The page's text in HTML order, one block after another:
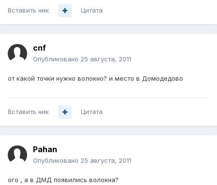
Вставить ник Цитата
cnf
Опубликовано 25 августа, 2011
от какой точки нужно волокно? и место в Домодедово
Вставить ник Цитата
Pahan
Опубликовано 25 августа, 2011
ого , а в ДМД появились волокна?